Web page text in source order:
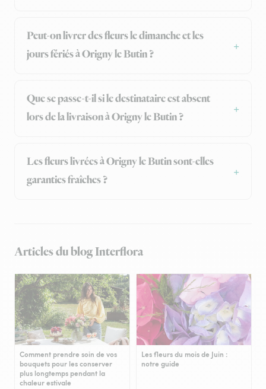
Peut-on livrer des fleurs le dimanche et les
jours fériés à Origny le Butin ?
Que se passe-t-il si le destinataire est absent
lors de la livraison à Origny le Butin ?
Les fleurs livrées à Origny le Butin sont-elles
garanties fraîches ?
Articles du blog Interflora
Comment prendre soin de vos
bouquets pour les conserver
plus longtemps pendant la
chaleur estivale
Les fleurs du mois de Juin :
notre guide